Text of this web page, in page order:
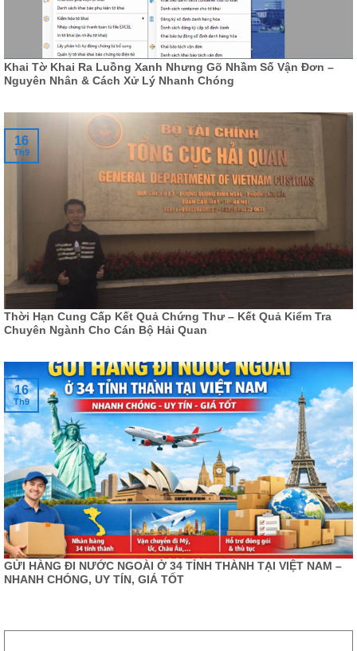
Khai Tờ Khai Ra Luồng Xanh Nhưng Gõ Nhầm Số Vận Đơn –
Nguyên Nhân & Cách Xử Lý Nhanh Chóng
Thời Hạn Cung Cấp Kết Quả Chứng Thư – Kết Quả Kiểm Tra
Chuyên Ngành Cho Cán Bộ Hải Quan
16
Th9
GỬI HÀNG ĐI NƯỚC NGOÀI Ở 34 TỈNH THÀNH TẠI VIỆT NAM –
NHANH CHÓNG, UY TÍN, GIÁ TỐT
16
Th9